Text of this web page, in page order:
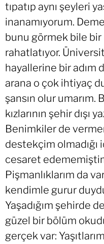
tıpatıp aynı şeyleri
inanamıyorum.
bunu görmek bile
rahatlatıyor.
hayallerine bir adım
arana o çok ihtiyaç
şansın olur umarım.
kızlarının şehir dışı
Benimkiler de
destekçim olmadığı
cesaret
Pişmanlıklarım da
kendimle gurur
Yaşadığım şehirde
güzel bir bölüm
gerçek var: